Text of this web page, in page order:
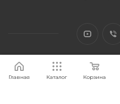
Главная Каталог Корзина